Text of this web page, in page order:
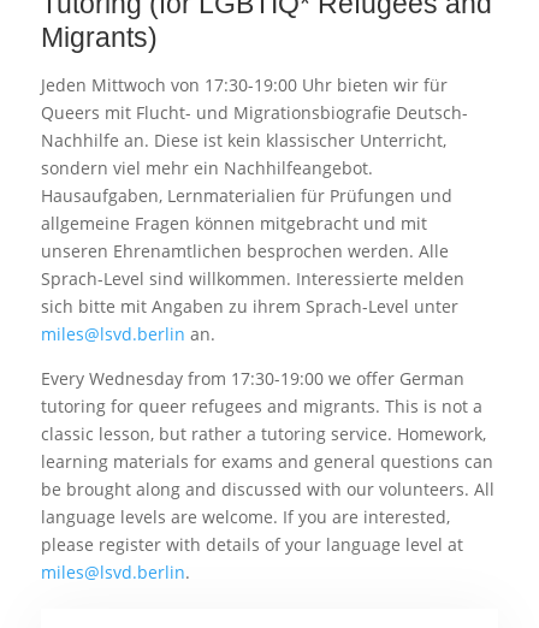
Migrants)
Jeden Mittwoch von 17:30-19:00 Uhr bieten wir für
Queers mit Flucht- und Migrationsbiografie Deutsch-
Nachhilfe an. Diese ist kein klassischer Unterricht,
sondern viel mehr ein Nachhilfeangebot.
Hausaufgaben, Lernmaterialien für Prüfungen und
allgemeine Fragen können mitgebracht und mit
unseren Ehrenamtlichen besprochen werden. Alle
Sprach-Level sind willkommen. Interessierte melden
sich bitte mit Angaben zu ihrem Sprach-Level unter
miles@lsvd.berlin an.
Every Wednesday from 17:30-19:00 we offer German
tutoring for queer refugees and migrants. This is not a
classic lesson, but rather a tutoring service. Homework,
learning materials for exams and general questions can
be brought along and discussed with our volunteers. All
language levels are welcome. If you are interested,
please register with details of your language level at
miles@lsvd.berlin.